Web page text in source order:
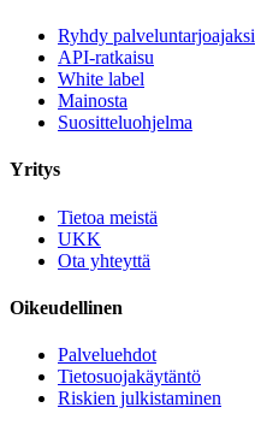
Ryhdy palveluntarjoajaksi
API-ratkaisu
White label
Mainosta
Suositteluohjelma
Yritys
Tietoa meistä
UKK
Ota yhteyttä
Oikeudellinen
Palveluehdot
Tietosuojakäytäntö
Riskien julkistaminen